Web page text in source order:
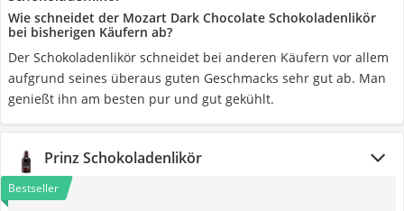
Wie schneidet der Mozart Dark Chocolate Schokoladenlikör
bei bisherigen Käufern ab?
Der Schokoladenlikör schneidet bei anderen Käufern vor allem
aufgrund seines überaus guten Geschmacks sehr gut ab. Man
genießt ihn am besten pur und gut gekühlt.
Prinz Schokoladenlikör
Bestseller